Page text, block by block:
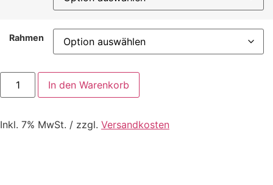
Rahmen
nürnberg–
Menge
In den Warenkorb
Inkl. 7% MwSt. / zzgl. Versandkosten